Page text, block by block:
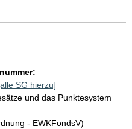
SG hierzu]
und das Punktesystem
- EWKFondsV)